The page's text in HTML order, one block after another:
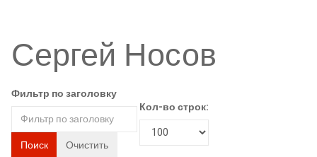
Сергей Носов
Фильтр по заголовку
Поиск Очистить
Кол-во строк: